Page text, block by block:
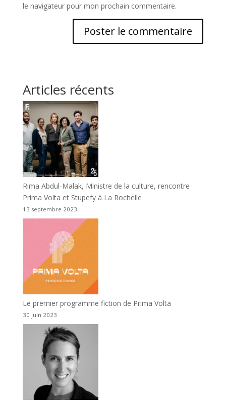
le navigateur pour mon prochain commentaire.
Articles récents
Rima Abdul-Malak, Ministre de la culture, rencontre
Prima Volta et Stupefy à La Rochelle
13 septembre 2023
Le premier programme fiction de Prima Volta
30 juin 2023